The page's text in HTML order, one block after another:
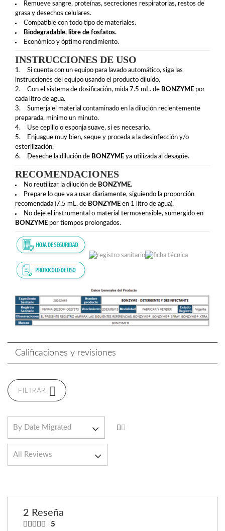
Remueve sangre, proteínas, secreciones respiratorias, restos de
grasa y desechos celulares.
Compatible con todo tipo de materiales.
Biodegradable, libre de fosfatos.
Económico y óptimo rendimiento.
INSTRUCCIONES DE USO
Si cuenta con un equipo para lavado automático, siga las
instrucciones del equipo usando el producto diluído.
Con el sistema de dosificación, mida 7.5 mL. de BONZYME por
cada litro de agua.
Sumerja el material contaminado en la dilución recientemente
preparada, mínimo un minuto.
Use cepillo o esponja suave, si es necesario.
Enjuague muy bien, seque y proceda a la desinfección y/o
esterilización.
Deseche la dilución de BONZYME ya utilizada al desagüe.
RECOMENDACIONES
No reutilizar la dilución de BONZYME.
Prepare lo que va a usar diariamente, siguiendo la proporción
recomendada (7.5 mL. de BONZYME en 1 litro de agua).
No deje el instrumental o material termosensible, sumergido en
BONZYME por tiempos prolongados.
Calificaciones y revisiones
FILTRAR
2 Reseña
5